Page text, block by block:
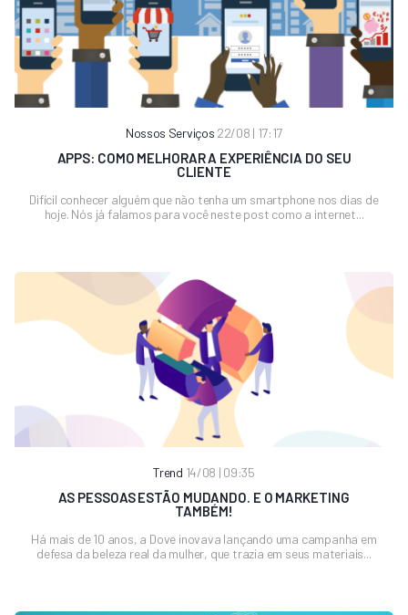
Nossos Serviços 22/08 | 17:17
APPS: COMO MELHORAR A EXPERIÊNCIA DO SEU
CLIENTE
Difícil conhecer alguém que não tenha um smartphone nos dias de
hoje. Nós já falamos para você neste post como a internet...
Trend 14/08 | 09:35
AS PESSOAS ESTÃO MUDANDO. E O MARKETING
TAMBÉM!
Há mais de 10 anos, a Dove inovava lançando uma campanha em
defesa da beleza real da mulher, que trazia em seus materiais...